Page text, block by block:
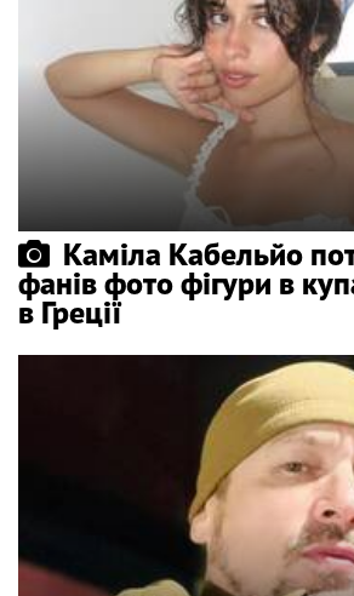
Каміла Кабельйо
фанів фото фігури в
в Греції